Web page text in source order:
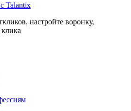
Talantix
настройте воронку,